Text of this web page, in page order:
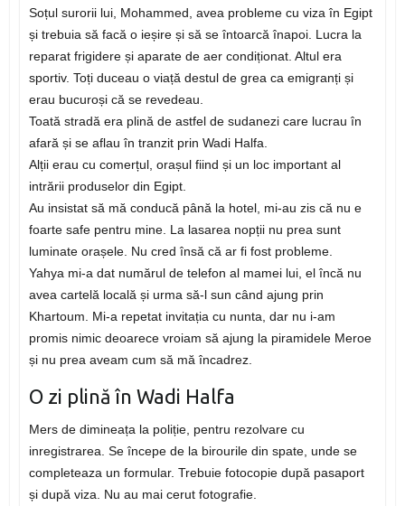
Soțul surorii lui, Mohammed, avea probleme cu viza în Egipt
și trebuia să facă o ieșire și să se întoarcă înapoi. Lucra la
reparat frigidere și aparate de aer condiționat. Altul era
sportiv. Toți duceau o viață destul de grea ca emigranți și
erau bucuroși că se revedeau.
Toată stradă era plină de astfel de sudanezi care lucrau în
afară și se aflau în tranzit prin Wadi Halfa.
Alții erau cu comerțul, orașul fiind și un loc important al
intrării produselor din Egipt.
Au insistat să mă conducă până la hotel, mi-au zis că nu e
foarte safe pentru mine. La lasarea nopții nu prea sunt
luminate orașele. Nu cred însă că ar fi fost probleme.
Yahya mi-a dat numărul de telefon al mamei lui, el încă nu
avea cartelă locală și urma să-l sun când ajung prin
Khartoum. Mi-a repetat invitația cu nunta, dar nu i-am
promis nimic deoarece vroiam să ajung la piramidele Meroe
și nu prea aveam cum să mă încadrez.
O zi plină în Wadi Halfa
Mers de dimineața la poliție, pentru rezolvare cu
inregistrarea. Se începe de la birourile din spate, unde se
completeaza un formular. Trebuie fotocopie după pasaport
și după viza. Nu au mai cerut fotografie.